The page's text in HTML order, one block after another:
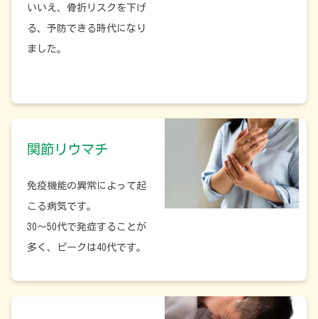
いいえ、骨折リスクを下げ
る、予防できる時代になり
ました。
関節リウマチ
免疫機能の異常によって起
こる病気です。
30～50代で発症することが
多く、ピークは40代です。